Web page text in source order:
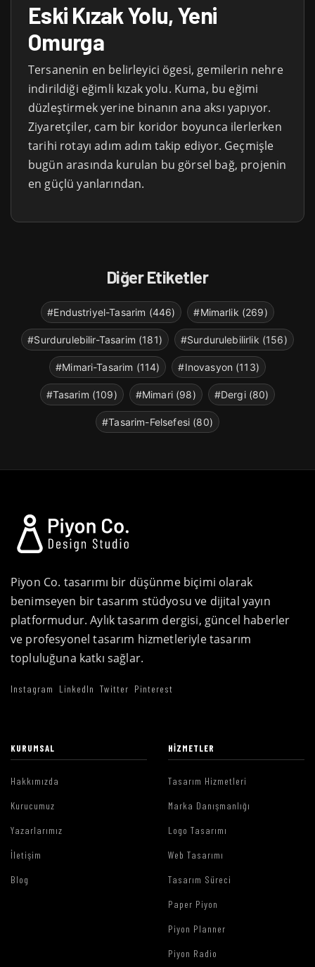
Eski Kızak Yolu, Yeni
Omurga
Tersanenin en belirleyici ögesi, gemilerin nehre
indirildiği eğimli kızak yolu. Kuma, bu eğimi
düzleştirmek yerine binanın ana aksı yapıyor.
Ziyaretçiler, cam bir koridor boyunca ilerlerken
tarihi rotayı adım adım takip ediyor. Geçmişle
bugün arasında kurulan bu görsel bağ, projenin
en güçlü yanlarından.
Diğer Etiketler
#Endustriyel-Tasarim (446) #Mimarlik (269)
#Surdurulebilir-Tasarim (181) #Surdurulebilirlik (156)
#Mimari-Tasarim (114) #Inovasyon (113)
#Tasarim (109) #Mimari (98) #Dergi (80)
#Tasarim-Felsefesi (80)
Piyon Co. tasarımı bir düşünme biçimi olarak
benimseyen bir tasarım stüdyosu ve dijital yayın
platformudur. Aylık tasarım dergisi, güncel haberler
ve profesyonel tasarım hizmetleriyle tasarım
topluluğuna katkı sağlar.
Instagram LinkedIn Twitter Pinterest
KURUMSAL
Hakkımızda
Kurucumuz
Yazarlarımız
İletişim
Blog
HIZMETLER
Tasarım Hizmetleri
Marka Danışmanlığı
Logo Tasarımı
Web Tasarımı
Tasarım Süreci
Paper Piyon
Piyon Planner
Piyon Radio